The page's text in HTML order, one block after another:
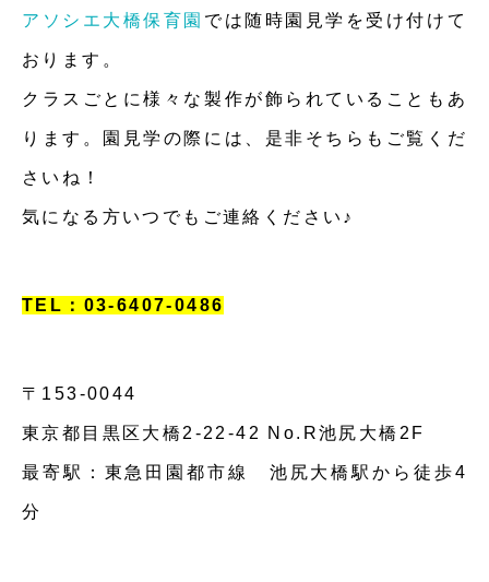
アソシエ大橋保育園 では随時園見学を受け付けて
おります。
クラスごとに様々な製作が飾られていることもあ
ります。園見学の際には、是非そちらもご覧くだ
さいね！
気になる方いつでもご連絡ください♪
TEL：03-6407-0486
〒153-0044
東京都目黒区大橋2-22-42 No.R池尻大橋2F
最寄駅：東急田園都市線 池尻大橋駅から徒歩4
分